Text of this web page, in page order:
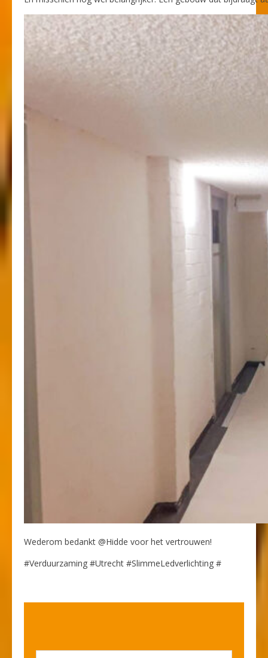
Wederom bedankt @Hidde voor het vertrouwen!
#Verduurzaming #Utrecht #SlimmeLedverlichting #